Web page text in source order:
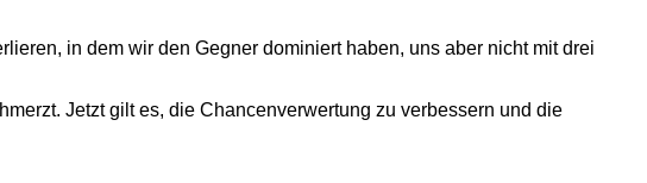
in dem wir den Gegner dominiert haben, uns aber nicht mit drei
Jetzt gilt es, die Chancenverwertung zu verbessern und die